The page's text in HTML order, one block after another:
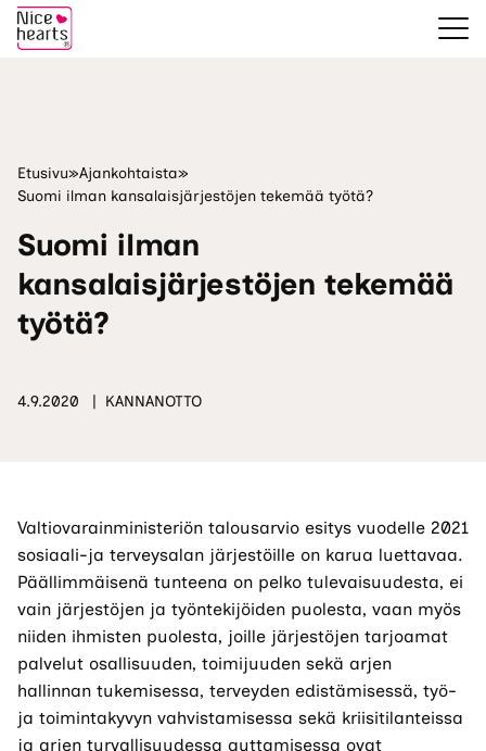
Etusivu»Ajankohtaista»
Suomi ilman kansalaisjärjestöjen tekemää työtä?
Suomi ilman
kansalaisjärjestöjen tekemää
työtä?
4.9.2020 KANNANOTTO
Valtiovarainministeriön talousarvio esitys vuodelle 2021
sosiaali-ja terveysalan järjestöille on karua luettavaa.
Päällimmäisenä tunteena on pelko tulevaisuudesta, ei
vain järjestöjen ja työntekijöiden puolesta, vaan myös
niiden ihmisten puolesta, joille järjestöjen tarjoamat
palvelut osallisuuden, toimijuuden sekä arjen
hallinnan tukemisessa, terveyden edistämisessä, työ-
ja toimintakyvyn vahvistamisessa sekä kriisitilanteissa
ja arjen turvallisuudessa auttamisessa ovat